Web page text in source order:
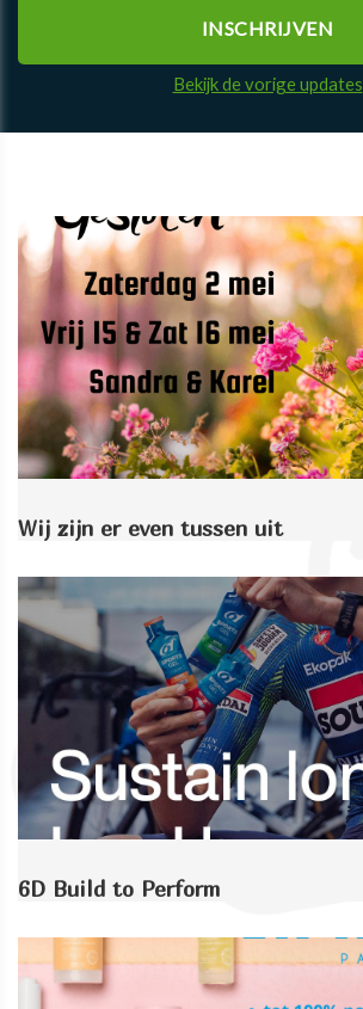
Bekijk de vorige updates
Wij zijn er even tussen uit
6D Build to Perform